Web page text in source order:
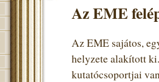
Az EME
Az EME sajátos,
helyzete alakított
kutatócsoportjai